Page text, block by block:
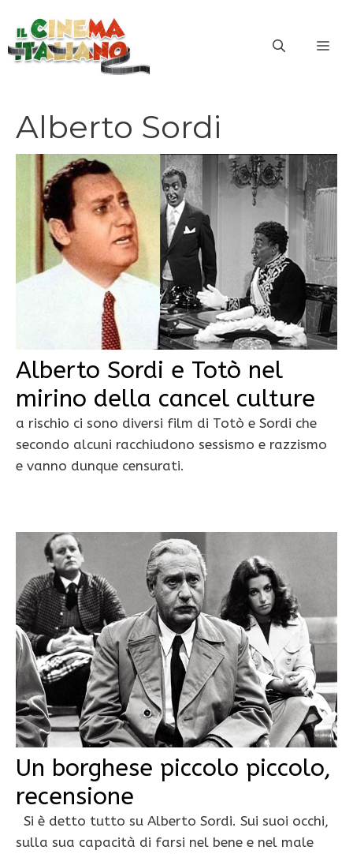
contenuto
Alberto Sordi
Alberto Sordi e Totò nel
mirino della cancel culture
a rischio ci sono diversi film di Totò e Sordi che
secondo alcuni racchiudono sessismo e razzismo
e vanno dunque censurati.
Un borghese piccolo piccolo,
recensione
Si è detto tutto su Alberto Sordi. Sui suoi occhi,
sulla sua capacità di farsi nel bene e nel male